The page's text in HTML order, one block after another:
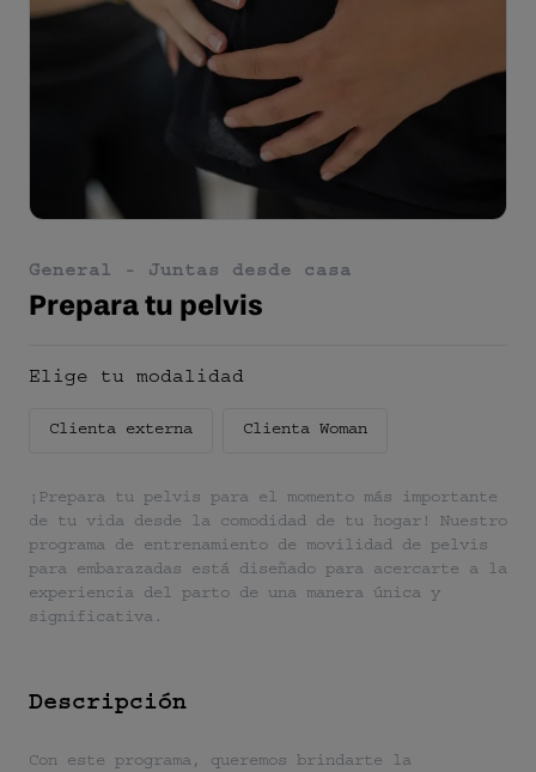
General - Juntas desde casa
Prepara tu pelvis
Elige tu modalidad
Clienta externa Clienta Woman
¡Prepara tu pelvis para el momento más importante
de tu vida desde la comodidad de tu hogar! Nuestro
programa de entrenamiento de movilidad de pelvis
para embarazadas está diseñado para acercarte a la
experiencia del parto de una manera única y
significativa.
Descripción
Con este programa, queremos brindarte la